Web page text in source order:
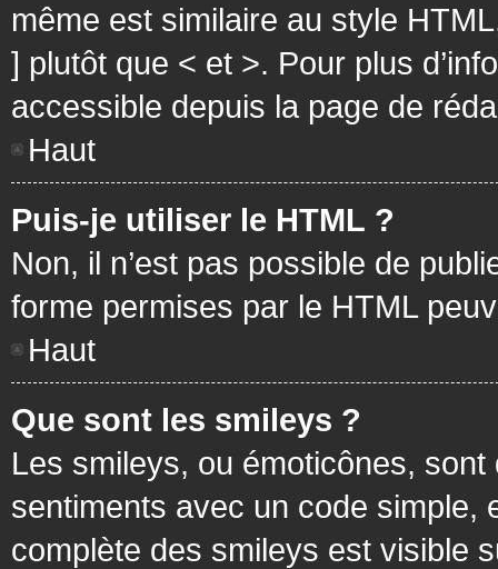
même est similaire au style
] plutôt que < et >. Pour plus
accessible depuis la page de
Haut
Puis-je utiliser le HTML ?
Non, il n’est pas possible de
forme permises par le HTML
Haut
Que sont les smileys ?
Les smileys, ou émoticônes,
sentiments avec un code simple,
complète des smileys est visible